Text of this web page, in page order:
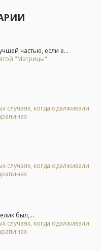
частью, если е...
"Матрицы"
случаях, когда одалживали
случаях, когда одалживали
был,...
случаях, когда одалживали